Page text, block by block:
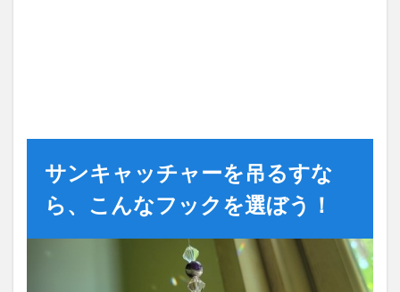
サンキャッチャーを吊るすな
ら、こんなフックを選ぼう！